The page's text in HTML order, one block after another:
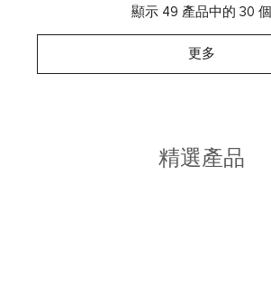
顯示 49 產品中的 30 個
更多
精選產品